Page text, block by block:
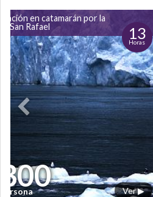
en catamarán por la
San Rafael
13
Horas
Ver ▶
300